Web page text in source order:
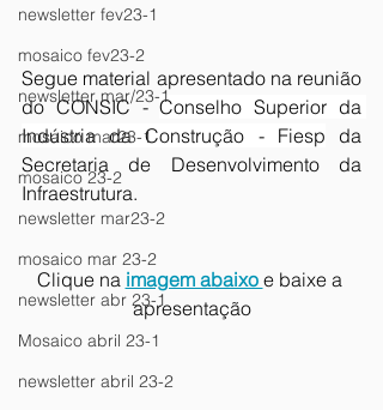
newsletter fev23-1
mosaico fev23-2
newsletter mar/23-1
mosaico mar23-1
mosaico 23-2
newsletter mar23-2
mosaico mar 23-2
newsletter abr 23-1
Mosaico abril 23-1
newsletter abril 23-2
Segue material apresentado na reunião
do CONSIC - Conselho Superior da
Indústria da Construção - Fiesp da
Secretaria de Desenvolvimento da
Infraestrutura.
Clique na imagem abaixo e baixe a
apresentação